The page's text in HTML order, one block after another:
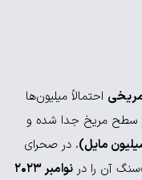
احتمالاً میلیون‌ها
سطح مریخ جدا شده و
، در صحرای
آن را در نوامبر 2023